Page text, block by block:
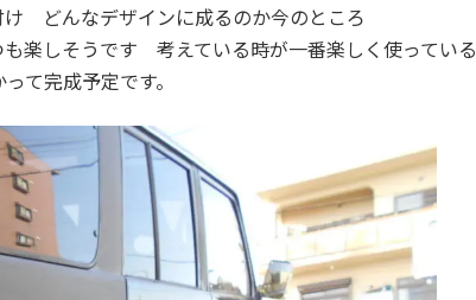
どんなデザインに成るのか今のところ
楽しそうです 考えている時が一番楽しく使っている
完成予定です。